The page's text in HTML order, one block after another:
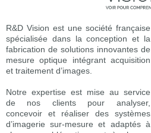
R&D Vision est une société française
spécialisée dans la conception et la
fabrication de solutions innovantes de
mesure optique intégrant acquisition
et traitement d’images.
Notre expertise est mise au service
de nos clients pour analyser,
concevoir et réaliser des systèmes
d’imagerie sur-mesure et adaptés à